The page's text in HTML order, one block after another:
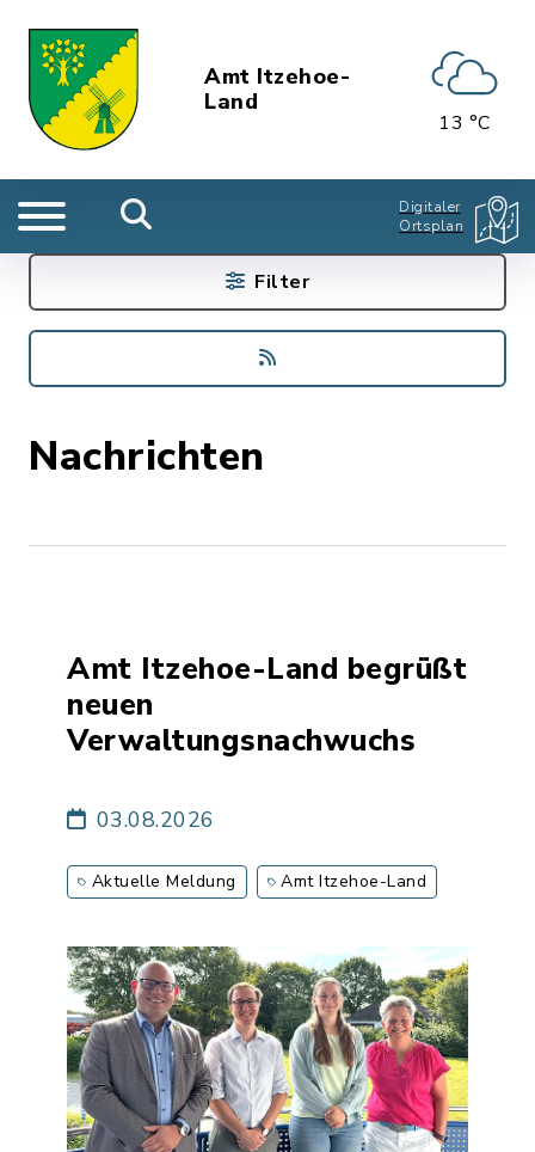
Amt Itzehoe-
Land
13 °C
Digitaler
Ortsplan
Nachrichten
Amt Itzehoe-Land begrüßt
neuen
Verwaltungsnachwuchs
03.08.2026
Aktuelle Meldung Amt Itzehoe-Land
Filter